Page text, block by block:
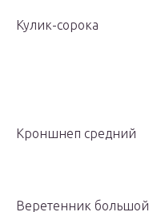
Кулик-сорока
Кроншнеп средний
Веретенник большой